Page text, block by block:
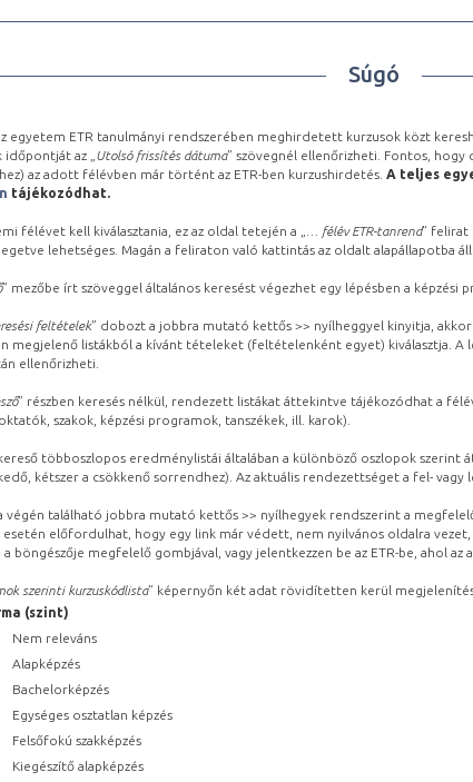
Súgó
egyetem ETR tanulmányi rendszerében meghirdetett kurzusok közt
az „ Utolsó frissítés dátuma” szövegnél ellenőrizheti. Fontos, hogy
az adott félévben már történt az ETR-ben kurzushirdetés. A teljes
tájékozódhat.
félévet kell kiválasztania, ez az oldal tetején a „ … félév ETR-tanrend” felirat
lehetséges. Magán a feliraton való kattintás az oldalt alapállapotba
” mezőbe írt szöveggel általános keresést végezhet egy lépésben a képzési
feltételek” dobozt a jobbra mutató kettős >> nyílheggyel kinyitja,
megjelenő listákból a kívánt tételeket (feltételenként egyet) kiválasztja. A
ellenőrizheti.
” részben keresés nélkül, rendezett listákat áttekintve tájékozódhat a
szakok, képzési programok, tanszékek, ill. karok).
többoszlopos eredménylistái általában a különböző oszlopok
kétszer a csökkenő sorrendhez). Az aktuális rendezettséget a fel-
végén található jobbra mutató kettős >> nyílhegyek rendszerint a
előfordulhat, hogy egy link már védett, nem nyilvános oldalra
a böngészője megfelelő gombjával, vagy jelentkezzen be az ETR-be, ahol
szerinti kurzuskódlista” képernyőn két adat rövidítetten kerül
(szint)
Nem releváns
Alapképzés
Bachelorképzés
Egységes osztatlan képzés
Felsőfokú szakképzés
Kiegészítő alapképzés